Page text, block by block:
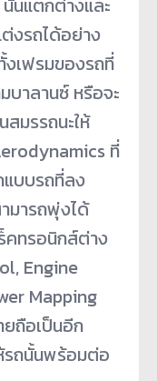
นแตกต่างและ
งรถได้อย่าง
งเฟรมของรถที่
บาลานซ์ หรือจะ
มรรถนะให้
ที่
แบบรถที่ลง
มารถพุ่งได้
คทรอนิกส์ต่าง
Engine
Mapping
ถือเป็นอีก
รถนั้นพร้อมต่อ